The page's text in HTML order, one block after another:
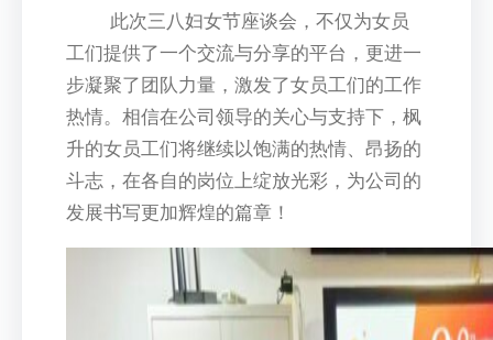
此次三八妇女节座谈会，不仅为女员
工们提供了一个交流与分享的平台，更进一
步凝聚了团队力量，激发了女员工们的工作
热情。相信在公司领导的关心与支持下，枫
升的女员工们将继续以饱满的热情、昂扬的
斗志，在各自的岗位上绽放光彩，为公司的
发展书写更加辉煌的篇章！